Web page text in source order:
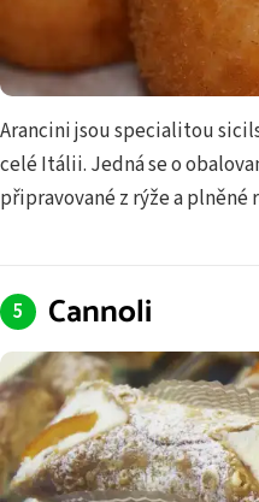
Arancini jsou specialitou
celé Itálii. Jedná se o
připravované z rýže a plněné
Cannoli